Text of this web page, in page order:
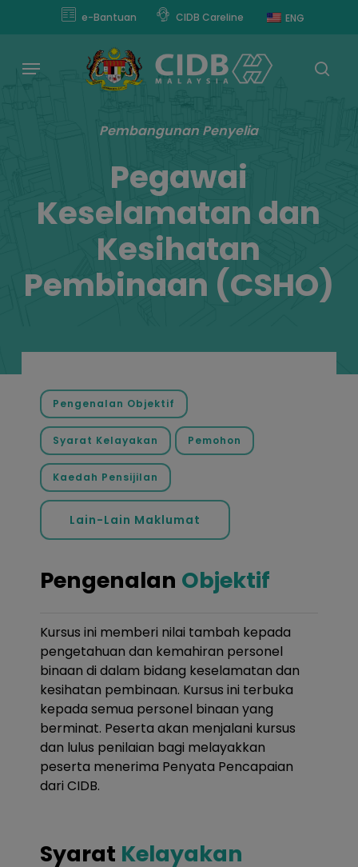
content
e-Bantuan CIDB Careline ENG
Menu
Pembangunan Penyelia
Pegawai
Keselamatan dan
Kesihatan
Pembinaan (CSHO)
Pengenalan Objektif
Syarat Kelayakan Pemohon
Kaedah Pensijilan
Lain-Lain Maklumat
Pengenalan Objektif
Kursus ini memberi nilai tambah kepada
pengetahuan dan kemahiran personel
binaan di dalam bidang keselamatan dan
kesihatan pembinaan. Kursus ini terbuka
kepada semua personel binaan yang
berminat. Peserta akan menjalani kursus
dan lulus penilaian bagi melayakkan
peserta menerima Penyata Pencapaian
dari CIDB.
Syarat Kelayakan